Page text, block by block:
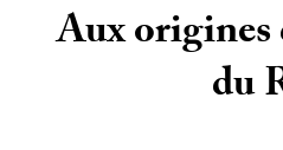
Aux origines
du